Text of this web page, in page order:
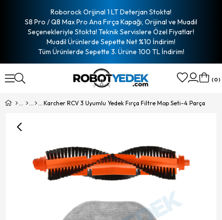
Roborock Orijinal 1 LT Deterjan Stokta!
S8 Pro / Q8 Max Pro Ana Fırça Kapağı, Orijinal ve Muadil
Seçenekleriyle Stokta! Teknik Servislere Özel Fiyatlar!
Muadil Ürünlerde Sepette Net %10 İndirim!
Tüm Ürünlerde Sepette 3. Ürüne 100 TL İndirim!
0
Karcher RCV 3 Uyumlu Yedek Fırça Filtre Mop Seti-4 Parça